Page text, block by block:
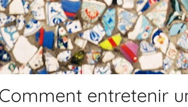
entretenir